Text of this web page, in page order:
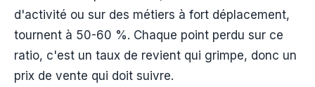
d'activité ou sur des métiers à fort déplacement,
tournent à 50-60 %. Chaque point perdu sur ce
ratio, c'est un taux de revient qui grimpe, donc un
prix de vente qui doit suivre.